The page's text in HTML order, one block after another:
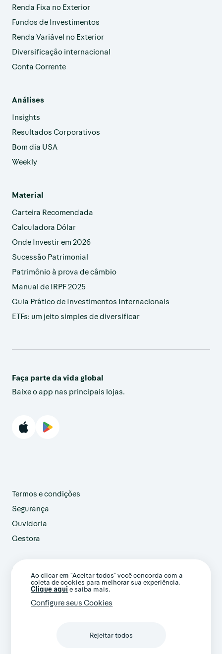
Ao clicar em "Aceitar todos" você concorda com a
coleta de cookies para melhorar sua experiência.
Clique aqui e saiba mais.
Configure seus Cookies
Rejeitar todos
Renda Fixa no Exterior
Fundos de Investimentos
Renda Variável no Exterior
Diversificação internacional
Conta Corrente
Análises
Insights
Resultados Corporativos
Bom dia USA
Weekly
Material
Carteira Recomendada
Calculadora Dólar
Onde Investir em 2026
Sucessão Patrimonial
Patrimônio à prova de câmbio
Manual de IRPF 2025
Guia Prático de Investimentos Internacionais
ETFs: um jeito simples de diversificar
Faça parte da vida global
Baixe o app nas principais lojas.
Termos e condições
Segurança
Ouvidoria
Gestora
customer@avenue.us
+1 786-220-7233
(Ligação internacional)